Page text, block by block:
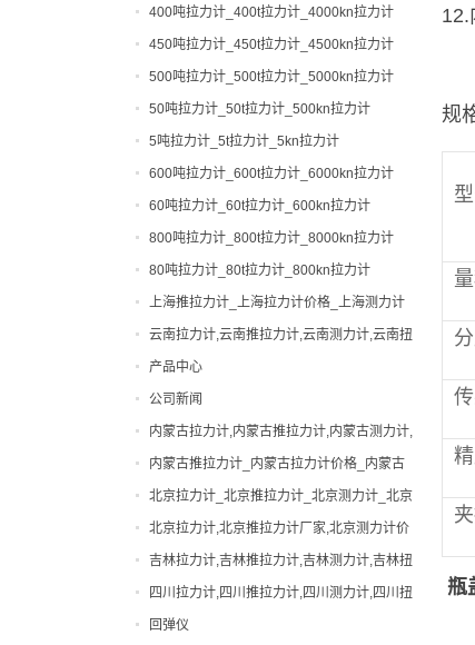
12.
规
瓶
400吨拉力计_400t拉力计_4000kn拉力计
450吨拉力计_450t拉力计_4500kn拉力计
500吨拉力计_500t拉力计_5000kn拉力计
50吨拉力计_50t拉力计_500kn拉力计
5吨拉力计_5t拉力计_5kn拉力计
600吨拉力计_600t拉力计_6000kn拉力计
60吨拉力计_60t拉力计_600kn拉力计
800吨拉力计_800t拉力计_8000kn拉力计
80吨拉力计_80t拉力计_800kn拉力计
上海推拉力计_上海拉力计价格_上海测力计
厂家|型号
云南拉力计,云南推拉力计,云南测力计,云南扭
力计,云南邵氏硬度计
产品中心
0-200吨拉力计
0-200吨测力计
出租拉力计,上海拉力计出租,拉力计租赁,船
用拉力计出租
张力计
弹簧扭力试验机
弹簧试验机
手动拉力试验机
扭力计
公司新闻
便携式硬度计
内蒙古拉力计,内蒙古推拉力计,内蒙古测力计,
内蒙古扭力计,内蒙古邵氏硬度计
内蒙古推拉力计_内蒙古拉力计价格_内蒙古
测力计厂家|型号
北京拉力计_北京推拉力计_北京测力计_北京
扭力计_北京硬度计
北京拉力计,北京推拉力计厂家,北京测力计价
格
吉林拉力计,吉林推拉力计,吉林测力计,吉林扭
力计,吉林邵氏硬度计
四川拉力计,四川推拉力计,四川测力计,四川扭
力计,四川邵氏硬度计
回弹仪